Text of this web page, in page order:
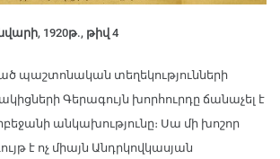
1920թ., թիվ 4
պաշտոնական տեղեկությունների
Գերագույն խորհուրդը ճանաչել է
անկախությունը։ Սա մի խոշոր
է ոչ միայն Անդրկովկասյան